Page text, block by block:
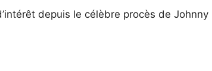
depuis le célèbre procès de Johnny